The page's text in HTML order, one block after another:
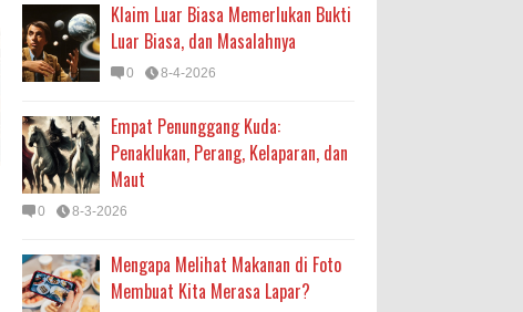
Klaim Luar Biasa Memerlukan Bukti
Luar Biasa, dan Masalahnya
0 8-4-2026
Empat Penunggang Kuda:
Penaklukan, Perang, Kelaparan, dan
Maut
0 8-3-2026
Mengapa Melihat Makanan di Foto
Membuat Kita Merasa Lapar?